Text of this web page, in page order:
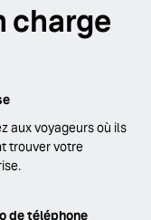
charge
aux voyageurs où ils
trouver votre
de téléphone